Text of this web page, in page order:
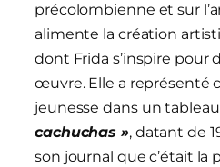
précolombienne et sur
alimente la création
dont Frida s’inspire pour
œuvre. Elle a représenté
jeunesse dans un
cachuchas », datant de
son journal que c’était la